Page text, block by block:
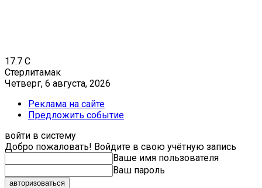
17.7 C
Стерлитамак
Четверг, 6 августа, 2026
Реклама на сайте
Предложить событие
войти в систему
Добро пожаловать! Войдите в свою учётную запись
Ваше имя пользователя
Ваш пароль